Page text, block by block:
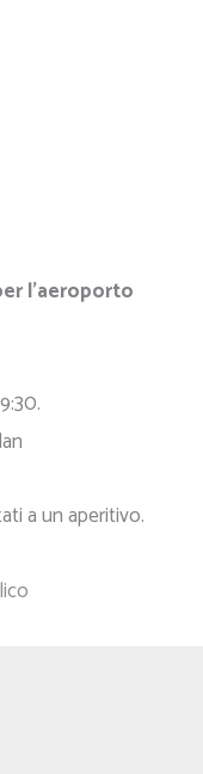
l'aeroporto
a un aperitivo.